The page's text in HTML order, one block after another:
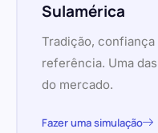
Sulamérica
Tradição,
referência. Uma
do mercado.
Fazer uma simulação